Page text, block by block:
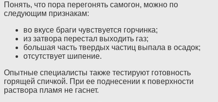
Понять, что пора перегонять самогон, можно по
следующим признакам:
во вкусе браги чувствуется горчинка;
из затвора перестал выходить газ;
большая часть твердых частиц выпала в осадок;
отсутствует шипение.
Опытные специалисты также тестируют готовность
горящей спичкой. При ее поднесении к поверхности
раствора пламя не гаснет.